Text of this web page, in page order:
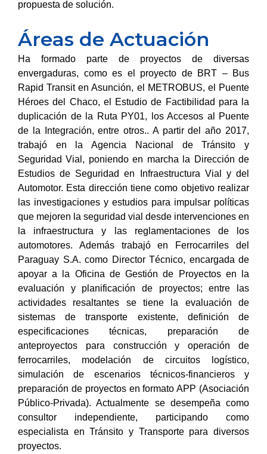
propuesta de solución.
Áreas de Actuación
Ha formado parte de proyectos de diversas
envergaduras, como es el proyecto de BRT – Bus
Rapid Transit en Asunción, el METROBUS, el Puente
Héroes del Chaco, el Estudio de Factibilidad para la
duplicación de la Ruta PY01, los Accesos al Puente
de la Integración, entre otros.. A partir del año 2017,
trabajó en la Agencia Nacional de Tránsito y
Seguridad Vial, poniendo en marcha la Dirección de
Estudios de Seguridad en Infraestructura Vial y del
Automotor. Esta dirección tiene como objetivo realizar
las investigaciones y estudios para impulsar políticas
que mejoren la seguridad vial desde intervenciones en
la infraestructura y las reglamentaciones de los
automotores. Además trabajó en Ferrocarriles del
Paraguay S.A. como Director Técnico, encargada de
apoyar a la Oficina de Gestión de Proyectos en la
evaluación y planificación de proyectos; entre las
actividades resaltantes se tiene la evaluación de
sistemas de transporte existente, definición de
especificaciones técnicas, preparación de
anteproyectos para construcción y operación de
ferrocarriles, modelación de circuitos logístico,
simulación de escenarios técnicos-financieros y
preparación de proyectos en formato APP (Asociación
Público-Privada). Actualmente se desempeña como
consultor independiente, participando como
especialista en Tránsito y Transporte para diversos
proyectos.